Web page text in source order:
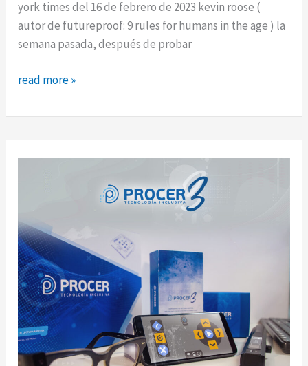
york times del 16 de febrero de 2023 kevin roose (
autor de futureproof: 9 rules for humans in the age ) la
semana pasada, después de probar
una
con
dejó
profundamente
inquieto
read more »